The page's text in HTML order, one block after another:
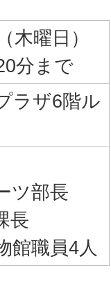
木曜日）
分まで
ラザ6階ル
ツ部長
長
館職員4人